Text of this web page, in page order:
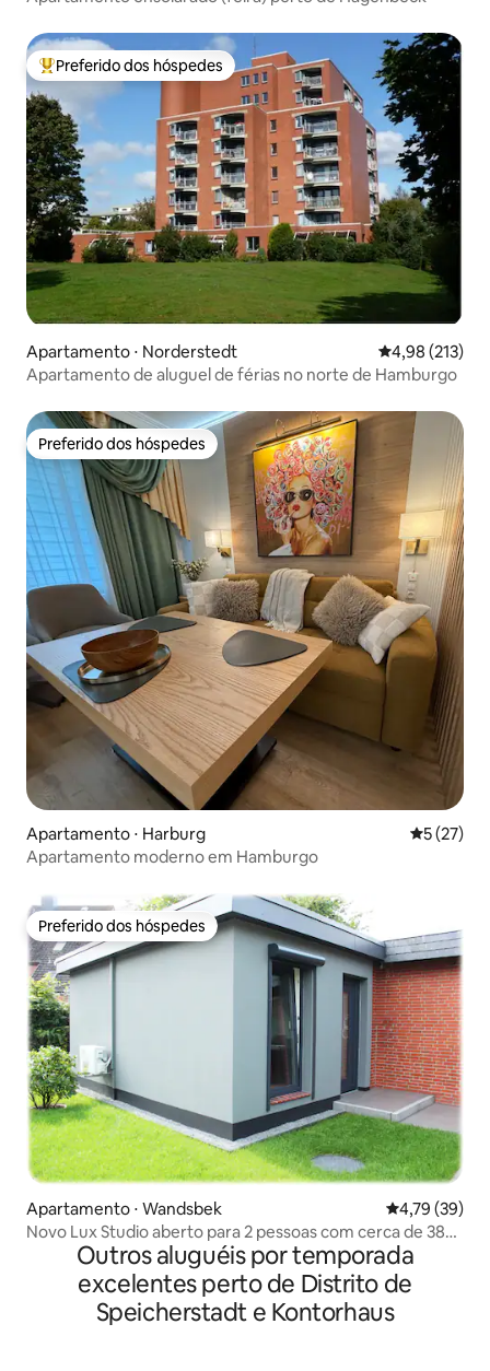
Entre os melhores preferidos dos hóspedes
Preferido dos hóspedes
Apartamento ⋅ Norderstedt 4,98 de uma
4,98 (213)
Apartamento de aluguel de férias no norte de Hamburgo
Preferido dos hóspedes
Preferido dos hóspedes
Apartamento ⋅ Harburg 5 de uma
5 (27)
Apartamento moderno em Hamburgo
Preferido dos hóspedes
Preferido dos hóspedes
Apartamento ⋅ Wandsbek 4,79 de uma
4,79 (39)
Novo Lux Studio aberto para 2 pessoas com cerca de 38
Outros aluguéis por temporada
excelentes perto de Distrito de
Speicherstadt e Kontorhaus